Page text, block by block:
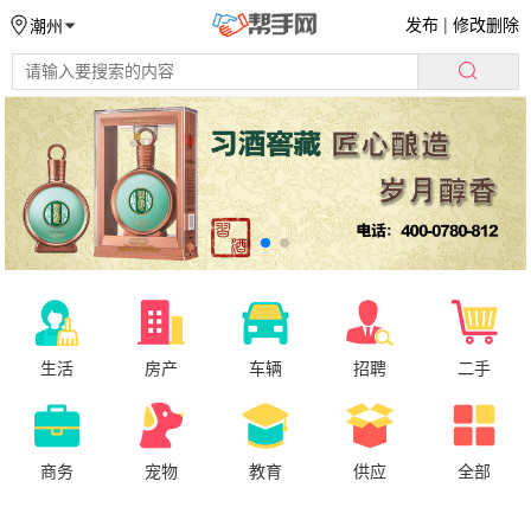
潮州 发布 |修改删除
生活 房产 车辆 招聘 二手
商务 宠物 教育 供应 全部